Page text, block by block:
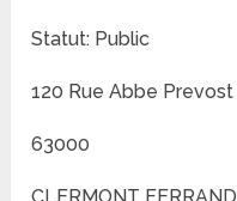
Statut: Public
120 Rue Abbe Prevost
63000